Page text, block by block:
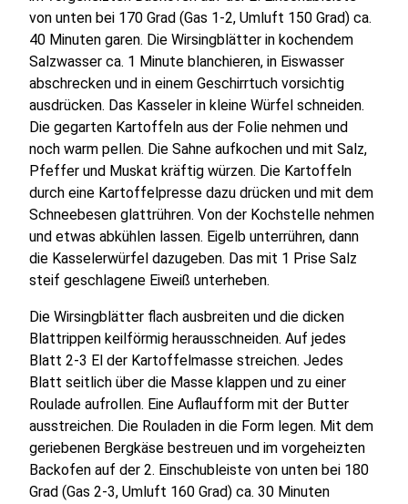
von unten bei 170 Grad (Gas 1-2, Umluft 150 Grad) ca.
40 Minuten garen. Die Wirsingblätter in kochendem
Salzwasser ca. 1 Minute blanchieren, in Eiswasser
abschrecken und in einem Geschirrtuch vorsichtig
ausdrücken. Das Kasseler in kleine Würfel schneiden.
Die gegarten Kartoffeln aus der Folie nehmen und
noch warm pellen. Die Sahne aufkochen und mit Salz,
Pfeffer und Muskat kräftig würzen. Die Kartoffeln
durch eine Kartoffelpresse dazu drücken und mit dem
Schneebesen glattrühren. Von der Kochstelle nehmen
und etwas abkühlen lassen. Eigelb unterrühren, dann
die Kasselerwürfel dazugeben. Das mit 1 Prise Salz
steif geschlagene Eiweiß unterheben.
Die Wirsingblätter flach ausbreiten und die dicken
Blattrippen keilförmig herausschneiden. Auf jedes
Blatt 2-3 El der Kartoffelmasse streichen. Jedes
Blatt seitlich über die Masse klappen und zu einer
Roulade aufrollen. Eine Auflaufform mit der Butter
ausstreichen. Die Rouladen in die Form legen. Mit dem
geriebenen Bergkäse bestreuen und im vorgeheizten
Backofen auf der 2. Einschubleiste von unten bei 180
Grad (Gas 2-3, Umluft 160 Grad) ca. 30 Minuten